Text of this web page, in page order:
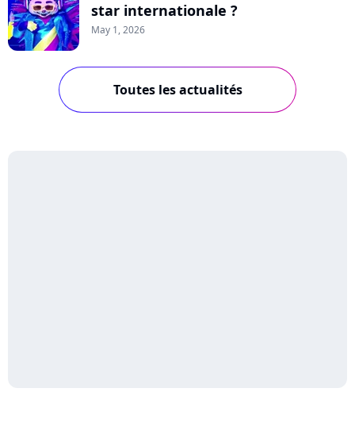
star internationale ?
May 1, 2026
Toutes les actualités